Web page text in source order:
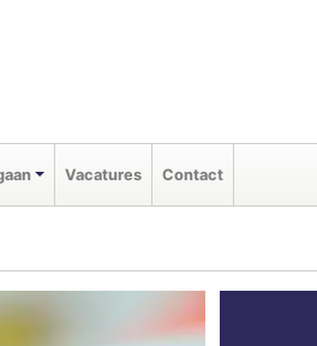
Vacatures Contact